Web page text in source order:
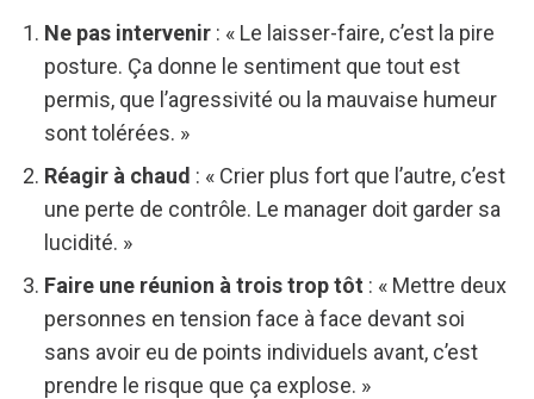
Ne pas intervenir: « Le laisser-faire, c’est la pire
posture. Ça donne le sentiment que tout est
permis, que l’agressivité ou la mauvaise humeur
sont tolérées. »
Réagir à chaud : « Crier plus fort que l’autre, c’est
une perte de contrôle. Le manager doit garder sa
lucidité. »
Faire une réunion à trois trop tôt : « Mettre deux
personnes en tension face à face devant soi
sans avoir eu de points individuels avant, c’est
prendre le risque que ça explose. »